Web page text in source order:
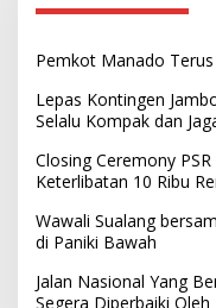
Pemkot Manado
Lepas Kontingen
Selalu Kompak dan
Closing Ceremony
Keterlibatan 10 Ribu
Wawali Sualang
di Paniki Bawah
Jalan Nasional Yang
Segera Diperbaiki Oleh